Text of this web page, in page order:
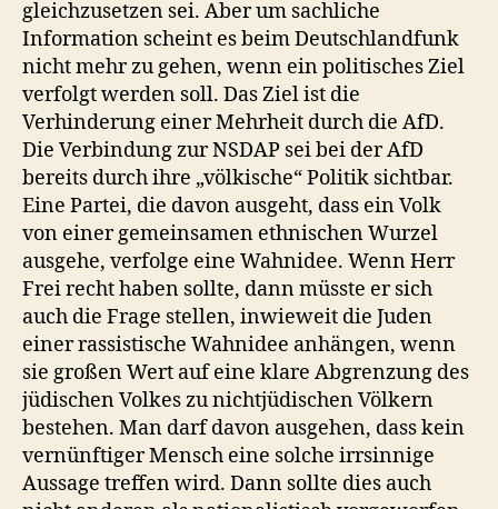
gleichzusetzen sei. Aber um sachliche
Information scheint es beim Deutschlandfunk
nicht mehr zu gehen, wenn ein politisches Ziel
verfolgt werden soll. Das Ziel ist die
Verhinderung einer Mehrheit durch die AfD.
Die Verbindung zur NSDAP sei bei der AfD
bereits durch ihre „völkische“ Politik sichtbar.
Eine Partei, die davon ausgeht, dass ein Volk
von einer gemeinsamen ethnischen Wurzel
ausgehe, verfolge eine Wahnidee. Wenn Herr
Frei recht haben sollte, dann müsste er sich
auch die Frage stellen, inwieweit die Juden
einer rassistische Wahnidee anhängen, wenn
sie großen Wert auf eine klare Abgrenzung des
jüdischen Volkes zu nichtjüdischen Völkern
bestehen. Man darf davon ausgehen, dass kein
vernünftiger Mensch eine solche irrsinnige
Aussage treffen wird. Dann sollte dies auch